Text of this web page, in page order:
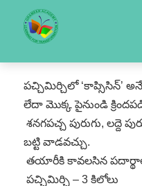
పచ్చిమిర్చిలో ‘కాప్సిసిన్‌’
లేదా మొక్క పైనుండి
శనగపచ్చ పురుగు, లద్దె
బట్టి వాడవచ్చు.
తయారీకి కావలసిన
పచ్చిమిర్చి – 3 కిలోలు